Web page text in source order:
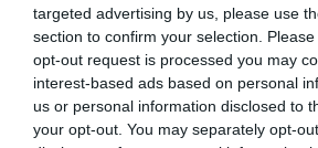
targeted advertising by us, please use
section to confirm your selection.
opt-out request is processed you may
interest-based ads based on personal
us or personal information disclosed to
your opt-out. You may separately opt-